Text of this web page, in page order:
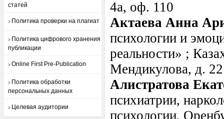
статей
> Политика проверки на плагиат
> Политика цифрового хранения
публикации
> Online First Pre-Publication
> Политика обработки
персональных данных
> Целевая аудитории
4а, оф. 110
Актаева Анна
психологии и
реальности» ;
Мендикулова, д. 22
Алистратова
психиатрии,
психологии,